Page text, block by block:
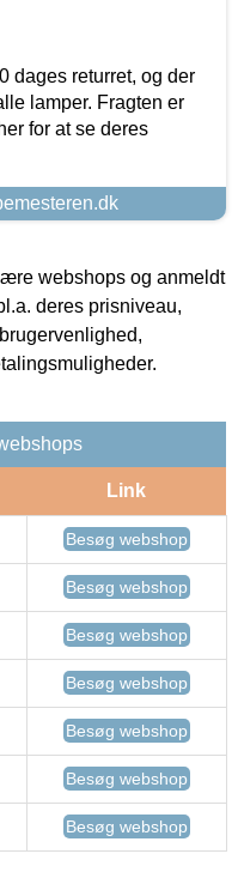
dages returret, og der
lamper. Fragten er
for at se deres
webshops og anmeldt
deres prisniveau,
Link
Besøg webshop
Besøg webshop
Besøg webshop
Besøg webshop
Besøg webshop
Besøg webshop
Besøg webshop